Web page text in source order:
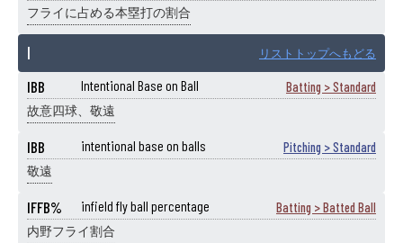
フライに占める本塁打の割合
I リストトップへもどる
IBB Intentional Base on Ball Batting > Standard
故意四球、敬遠
IBB intentional base on balls Pitching > Standard
敬遠
IFFB% infield fly ball percentage Batting > Batted Ball
内野フライ割合